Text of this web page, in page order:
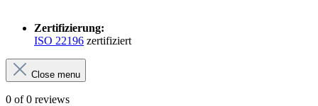
Zertifizierung:
ISO 22196 zertifiziert
Close menu
0 of 0 reviews